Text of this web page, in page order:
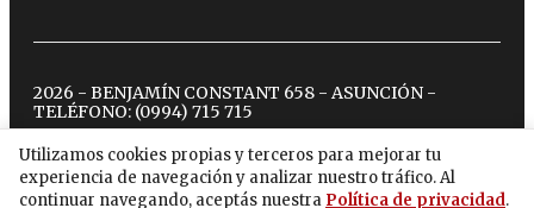
Utilizamos cookies propias y terceros para mejorar tu
experiencia de navegación y analizar nuestro tráfico. Al
continuar navegando, aceptás nuestra Política de privacidad.
2026 - BENJAMÍN CONSTANT 658 - ASUNCIÓN -
TELÉFONO: (0994) 715 715
twitterinstagram
facebook
tiktokyoutubespotify